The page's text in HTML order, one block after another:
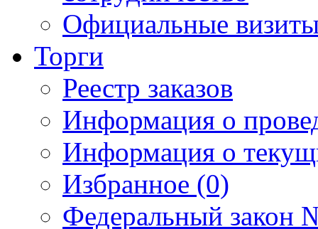
Официальные
Торги
Реестр заказов
Информация о
Информация о
Избранное (0)
Федеральный закон